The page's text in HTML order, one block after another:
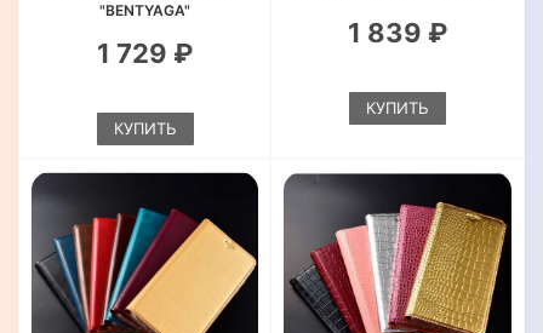
"BENTYAGA"
1 729 ₽
КУПИТЬ
1 839 ₽
КУПИТЬ